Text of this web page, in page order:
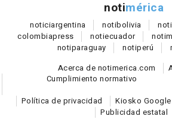
notimérica
noticiargentina notibolivia noti
colombiapress notiecuador noti
notiparaguay notiperú
Acerca de notimerica.com
Cumplimiento normativo
Política de privacidad
Kiosko
Publicidad estatal